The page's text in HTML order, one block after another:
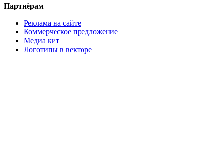
Партнёрам
Реклама на сайте
Коммерческое предложение
Медиа кит
Логотипы в векторе